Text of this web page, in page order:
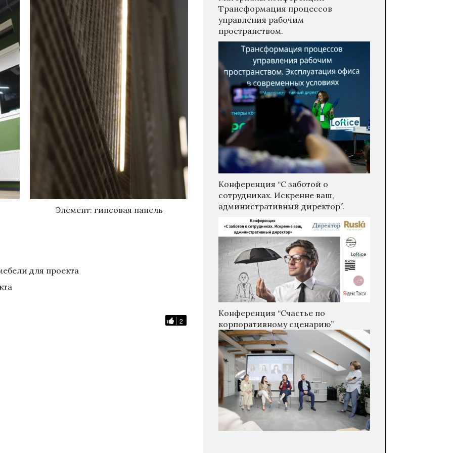
Элемент: гипсовая панель
для проекта
2
Трансформация процессов
управления рабочим
пространством.
Конференция “С заботой о
сотрудниках. Искренне ваш,
административный директор”.
Конференция “Счастье по
корпоративному сценарию”